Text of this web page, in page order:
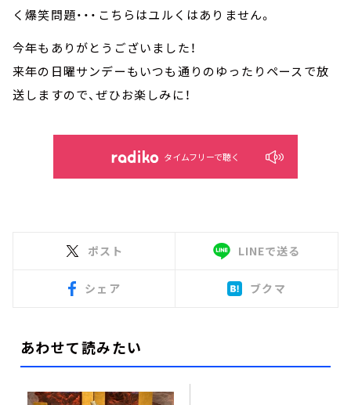
く爆笑問題・・・こちらはユルくはありません。
今年もありがとうございました！
来年の日曜サンデーもいつも通りのゆったりペースで放
送しますので、ぜひお楽しみに！
タイムフリーで聴く
ポスト LINEで送る
シェア ブクマ
あわせて読みたい